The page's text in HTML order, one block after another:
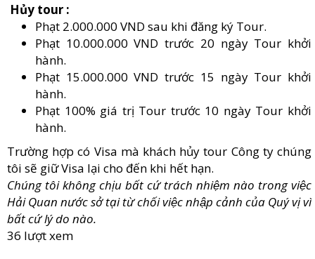
Hủy tour :
Phạt 2.000.000 VND sau khi đăng ký Tour.
Phạt 10.000.000 VND trước 20 ngày Tour khởi
hành.
Phạt 15.000.000 VND trước 15 ngày Tour khởi
hành.
Phạt 100% giá trị Tour trước 10 ngày Tour khởi
hành.
Trường hợp có Visa mà khách hủy tour Công ty chúng
tôi sẽ giữ Visa lại cho đến khi hết hạn.
Chúng tôi không chịu bất cứ trách nhiệm nào trong việc
Hải Quan nước sở tại từ chối việc nhập cảnh của Quý vị vì
bất cứ lý do nào.
36 lượt xem